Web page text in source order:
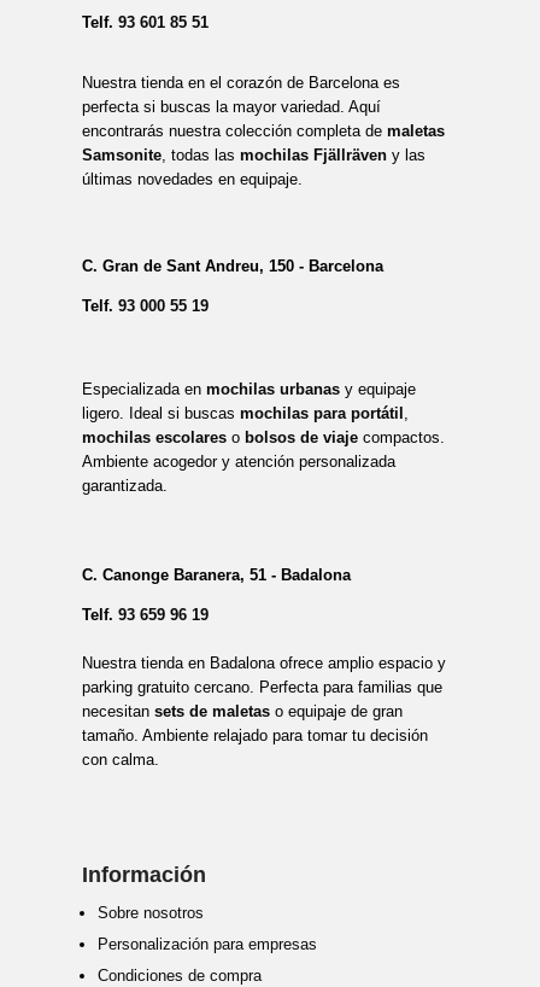
Telf. 93 601 85 51
Nuestra tienda en el corazón de Barcelona es
perfecta si buscas la mayor variedad. Aquí
encontrarás nuestra colección completa de maletas
Samsonite, todas las mochilas Fjällräveny las
últimas novedades en equipaje.
C. Gran de Sant Andreu, 150 - Barcelona
Telf. 93 000 55 19
Especializada en mochilas urbanasy equipaje
ligero. Ideal si buscas mochilas para portátil ,
mochilas escolareso bolsos de viajecompactos.
Ambiente acogedor y atención personalizada
garantizada.
C. Canonge Baranera, 51 - Badalona
Telf. 93 659 96 19
Nuestra tienda en Badalona ofrece amplio espacio y
parking gratuito cercano. Perfecta para familias que
necesitan sets de maletaso equipaje de gran
tamaño. Ambiente relajado para tomar tu decisión
con calma.
Información
Sobre nosotros
Personalización para empresas
Condiciones de compra